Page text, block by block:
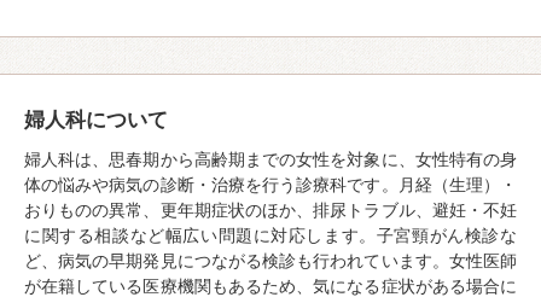
婦人科について
婦人科は、思春期から高齢期までの女性を対象に、女性特有の身
体の悩みや病気の診断・治療を行う診療科です。月経（生理）・
おりものの異常、更年期症状のほか、排尿トラブル、避妊・不妊
に関する相談など幅広い問題に対応します。子宮頸がん検診な
ど、病気の早期発見につながる検診も行われています。女性医師
が在籍している医療機関もあるため、気になる症状がある場合に